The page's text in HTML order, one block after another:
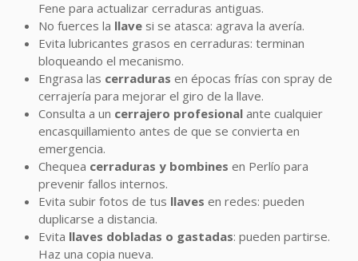
Fene para actualizar cerraduras antiguas.
No fuerces la llave si se atasca: agrava la avería.
Evita lubricantes grasos en cerraduras: terminan
bloqueando el mecanismo.
Engrasa las cerraduras en épocas frías con spray de
cerrajería para mejorar el giro de la llave.
Consulta a un cerrajero profesional ante cualquier
encasquillamiento antes de que se convierta en
emergencia.
Chequea cerraduras y bombines en Perlío para
prevenir fallos internos.
Evita subir fotos de tus llaves en redes: pueden
duplicarse a distancia.
Evita llaves dobladas o gastadas: pueden partirse.
Haz una copia nueva.